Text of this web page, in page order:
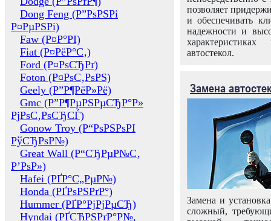
Dong Feng (Р”РѕРЅРі
Р¤РµРЅРі)
Faw (Р¤Р°РІ)
Fiat (Р¤РёР°С‚)
Ford (Р¤РѕСЂРґ)
Foton (Р¤РѕС‚РѕРЅ)
Geely (Р”Р¶РёР»Рё)
Gmc (Р”Р¶РµРЅРµСЂР°Р»
РјРѕС‚РѕСЂСЃ)
Gonow Troy (Р“РѕРЅРѕРІ
РўСЂРѕР№)
Great Wall (Р“СЂРµР№С‚
Р’РѕР»)
Hafei (РҐР°С„РµР№)
Honda (РҐРѕРЅРґР°)
Hummer (РҐР°РјРјРµСЂ)
Hyndai (РҐСЋРЅРґР°Р№,
позволяет
и обеспечивать
надежности и
автостекол.
Замена
Замена и
сложный,